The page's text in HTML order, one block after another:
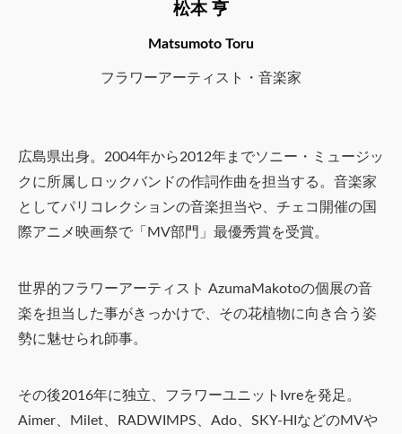
松本 亨
Matsumoto Toru
フラワーアーティスト・音楽家
広島県出身。2004年から2012年までソニー・ミュージッ
クに所属しロックバンドの作詞作曲を担当する。音楽家
としてパリコレクションの音楽担当や、チェコ開催の国
際アニメ映画祭で「MV部門」最優秀賞を受賞。
世界的フラワーアーティスト AzumaMakotoの個展の音
楽を担当した事がきっかけで、その花植物に向き合う姿
勢に魅せられ師事。
その後2016年に独立、フラワーユニットIvreを発足。
Aimer、Milet、RADWIMPS、Ado、SKY-HIなどのMVや